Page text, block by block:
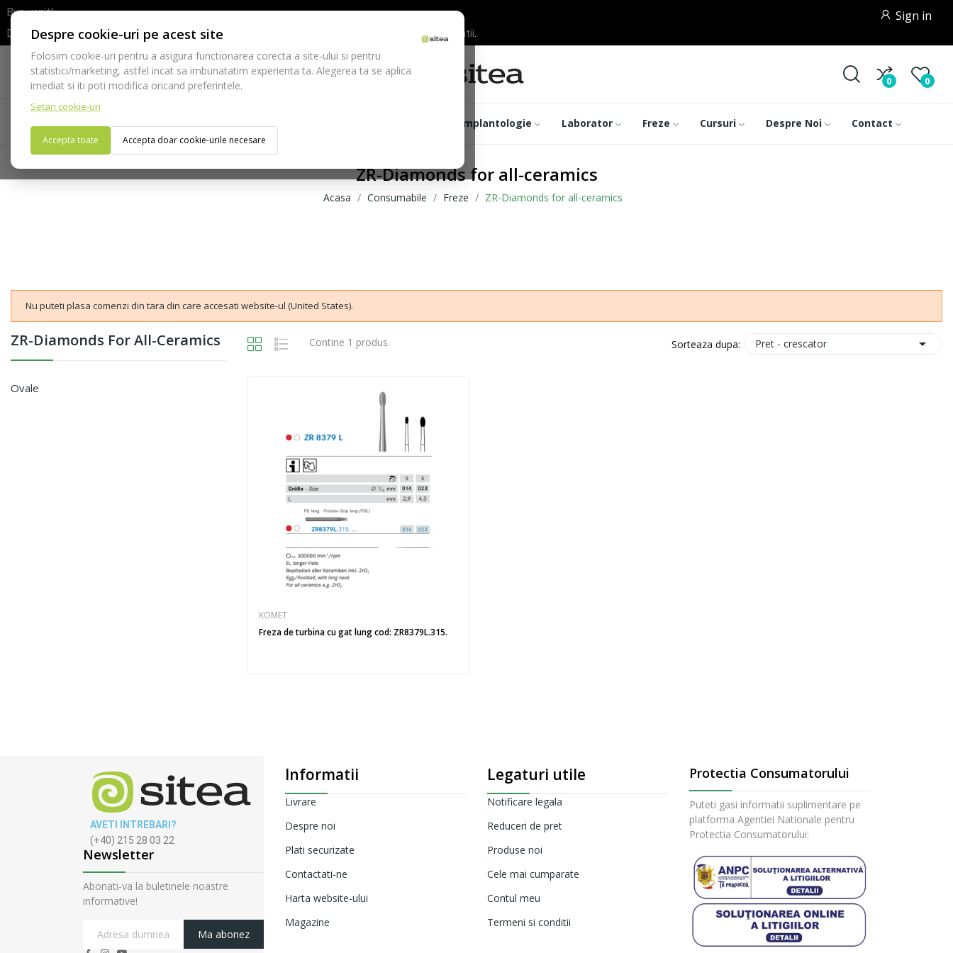
Despre cookie-uri pe acest site
Folosim cookie-uri pentru a asigura functionarea corecta a site-ului si pentru
statistici/marketing, astfel incat sa imbunatatim experienta ta. Alegerea ta se aplica
imediat si iti poti modifica oricand preferintele.
Setari cookie-uri
Accepta toate Accepta doar cookie-urile necesare
Bun venit!
Dupa efectuarea comenzii va rugam sa asteptati confirmarea stocurilor inainte de efectuarea platii.
Sign in
Telefon:
021-528 03 23
0 0
Acasa Consumabile Echipamente Implantologie Laborator Freze Cursuri Despre Noi Contact
ZR-Diamonds for all-ceramics
Acasa Consumabile Freze ZR-Diamonds for all-ceramics
Nu puteti plasa comenzi din tara din care accesati website-ul (United States).
ZR-Diamonds For All-Ceramics
Ovale
Contine 1 produs. Sorteaza dupa: Pret - crescator 
KOMET
Freza de turbina cu gat lung cod: ZR8379L.315.
AVETI INTREBARI?
(+40) 215 28 03 22
Newsletter
Abonati-va la buletinele noastre
informative!
Ma abonez
Informatii
Livrare
Despre noi
Plati securizate
Contactati-ne
Harta website-ului
Magazine
Legaturi utile
Notificare legala
Reduceri de pret
Produse noi
Cele mai cumparate
Contul meu
Termeni si conditii
Protectia Consumatorului
Puteti gasi informatii suplimentare pe
platforma Agentiei Nationale pentru
Protectia Consumatorului: